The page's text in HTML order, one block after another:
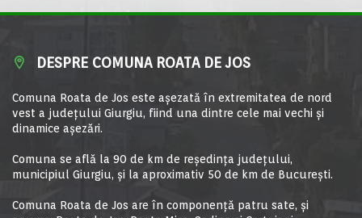
DESPRE COMUNA ROATA DE JOS
Comuna Roata de Jos este aşezată în extremitatea de nord
vest a judeţului Giurgiu, fiind una dintre cele mai vechi şi
dinamice aşezări.
Comuna se află la 90 de km de reşedinţa judeţului,
municipiul Giurgiu, şi la aproximativ 50 de km de Bucureşti.
Comuna Roata de Jos are în componență patru sate, și